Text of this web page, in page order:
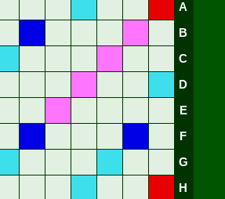
A
B
C
D
E
F
G
H